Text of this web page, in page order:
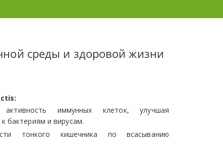
среды и здоровой жизни
иммунных клеток, улучшая
бактериям и вирусам.
тонкого кишечника по всасыванию